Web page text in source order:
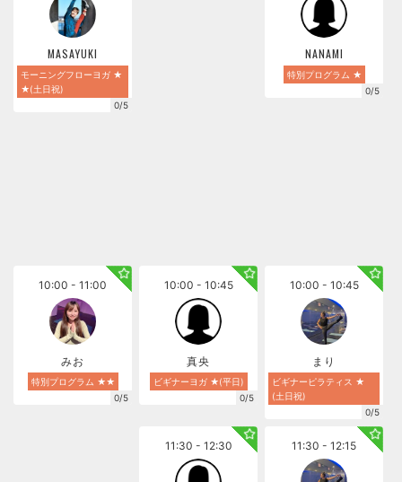
MASAYUKI
モーニングフローヨガ ★
★(土日祝)
0/5
NANAMI
特別プログラム ★
0/5
10:00 - 11:00
みお
特別プログラム ★★
0/5
10:00 - 10:45
真央
ビギナーヨガ ★(平日)
0/5
10:00 - 10:45
まり
ビギナーピラティス ★
(土日祝)
0/5
11:30 - 12:30 11:30 - 12:15